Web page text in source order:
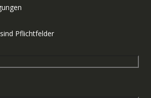
sind Pflichtfelder